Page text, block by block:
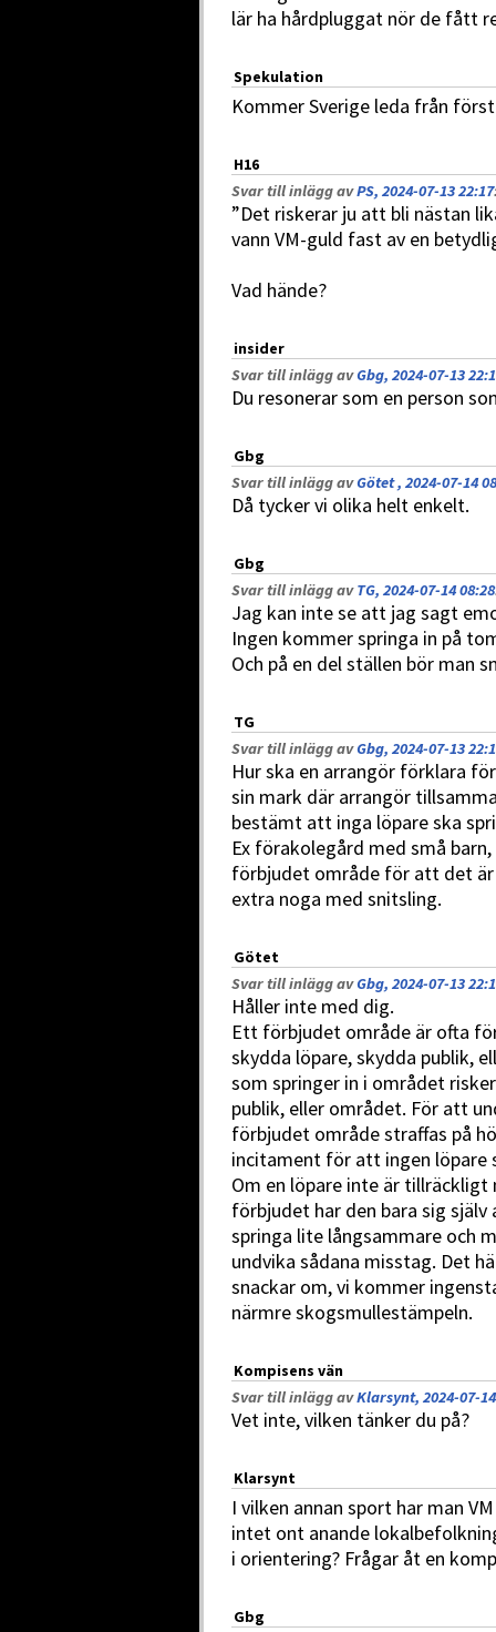
lär ha hårdpluggat nör de fått
Spekulation
Kommer Sverige leda från
H16
Svar till inlägg avPS, 2024-07-13 22:17
”Det riskerar ju att bli nästan
vann VM-guld fast av en
Vad hände?
insider
Svar till inlägg avGbg, 2024-07-13
Du resonerar som en person
Gbg
Svar till inlägg avGötet , 2024-07-14
Då tycker vi olika helt enkelt.
Gbg
Svar till inlägg avTG, 2024-07-14 08:28
Jag kan inte se att jag sagt
Ingen kommer springa in på
Och på en del ställen bör man
TG
Svar till inlägg avGbg, 2024-07-13
Hur ska en arrangör förklara
sin mark där arrangör
bestämt att inga löpare ska
Ex förakolegård med små
förbjudet område för att det
extra noga med snitsling.
Götet
Svar till inlägg avGbg, 2024-07-13
Håller inte med dig.
Ett förbjudet område är ofta
skydda löpare, skydda publik,
som springer in i området
publik, eller området. För att
förbjudet område straffas på
incitament för att ingen löpare
Om en löpare inte är tillräckligt
förbjudet har den bara sig
springa lite långsammare och
undvika sådana misstag. Det
snackar om, vi kommer
närmre skogsmullestämpeln.
Kompisens vän
Svar till inlägg avKlarsynt, 2024-07-
Vet inte, vilken tänker du på?
Klarsynt
I vilken annan sport har man
intet ont anande
i orientering? Frågar åt en
Gbg